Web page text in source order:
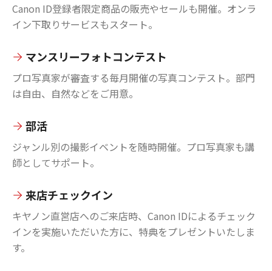
Canon ID登録者限定商品の販売やセールも開催。オンラ
イン下取りサービスもスタート。
マンスリーフォトコンテスト
プロ写真家が審査する毎月開催の写真コンテスト。部門
は自由、自然などをご用意。
部活
ジャンル別の撮影イベントを随時開催。プロ写真家も講
師としてサポート。
来店チェックイン
キヤノン直営店へのご来店時、Canon IDによるチェック
インを実施いただいた方に、特典をプレゼントいたしま
す。